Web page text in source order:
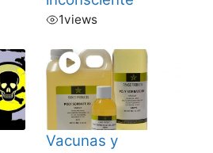
1views
Vacunas y